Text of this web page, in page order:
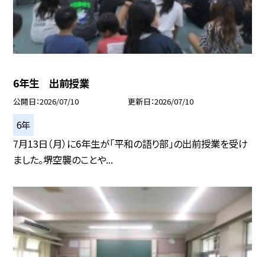
6年生 出前授業
公開日 2026/07/10 更新日 2026/07/10
6年
7月13日（月）に6年生が「平和の語り部」の出前授業を受け
ました。堺空襲のことや...